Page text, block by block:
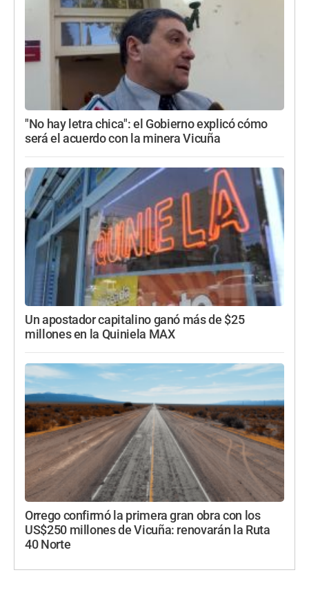
"No hay letra chica": el Gobierno explicó cómo
será el acuerdo con la minera Vicuña
Un apostador capitalino ganó más de $25
millones en la Quiniela MAX
Orrego confirmó la primera gran obra con los
US$250 millones de Vicuña: renovarán la Ruta
40 Norte